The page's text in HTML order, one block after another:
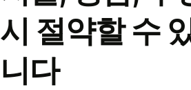
시 절약할 수
니다